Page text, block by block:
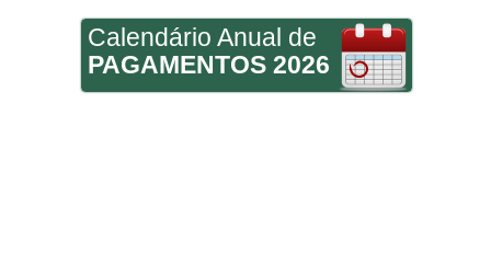
Calendário Anual de
PAGAMENTOS 2026